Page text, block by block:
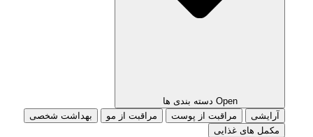
Open دسته بندی ها
آرایشی
مراقبت از پوست مراقبت از مو
بهداشت شخصی
مکمل های غذایی